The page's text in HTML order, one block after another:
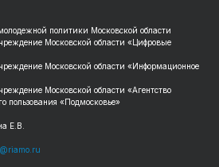
политики Московской области
Московской области «Цифровые
Московской области «Информационное
Московской области «Агентство
пользования «Подмосковье»
Е.В.